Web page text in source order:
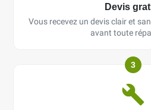
Devis
Vous recevez un devis clair et
avant toute
3